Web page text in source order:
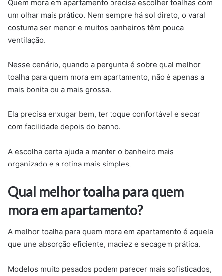
Quem mora em apartamento precisa escolher toalhas com
um olhar mais prático. Nem sempre há sol direto, o varal
costuma ser menor e muitos banheiros têm pouca
ventilação.
Nesse cenário, quando a pergunta é sobre qual melhor
toalha para quem mora em apartamento, não é apenas a
mais bonita ou a mais grossa.
Ela precisa enxugar bem, ter toque confortável e secar
com facilidade depois do banho.
A escolha certa ajuda a manter o banheiro mais
organizado e a rotina mais simples.
Qual melhor toalha para quem
mora em apartamento?
A melhor toalha para quem mora em apartamento é aquela
que une absorção eficiente, maciez e secagem prática.
Modelos muito pesados podem parecer mais sofisticados,